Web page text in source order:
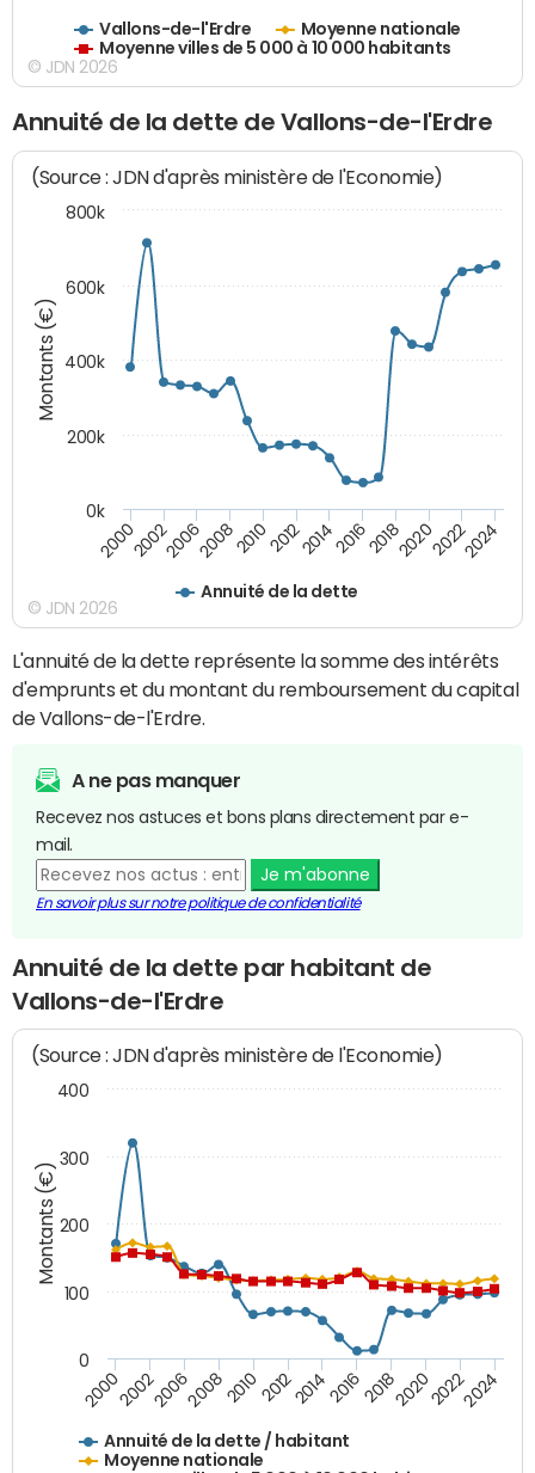
Vallons-de-l'Erdre
Moyenne nationale
Moyenne villes de 5 000 à 10 000 habitants
© JDN 2026
Annuité de la dette de Vallons-de-l'Erdre
Montants (€)
(Source : JDN d'après ministère de l'Economie)
Annuité de la dette
200020022006200820102012201420162018202020222024
0k
200k
400k
600k
800k
© JDN 2026
L'annuité de la dette représente la somme des intérêts
d'emprunts et du montant du remboursement du capital
de Vallons-de-l'Erdre.
A ne pas manquer
Recevez nos astuces et bons plans directement par e-
mail.
Je m'abonne
En savoir plus sur notre politique de confidentialité
Annuité de la dette par habitant de
Vallons-de-l'Erdre
Montants (€)
(Source : JDN d'après ministère de l'Economie)
Annuité de la dette / habitant
Moyenne nationale
200020022006200820102012201420162018202020222024
0
100
200
300
400